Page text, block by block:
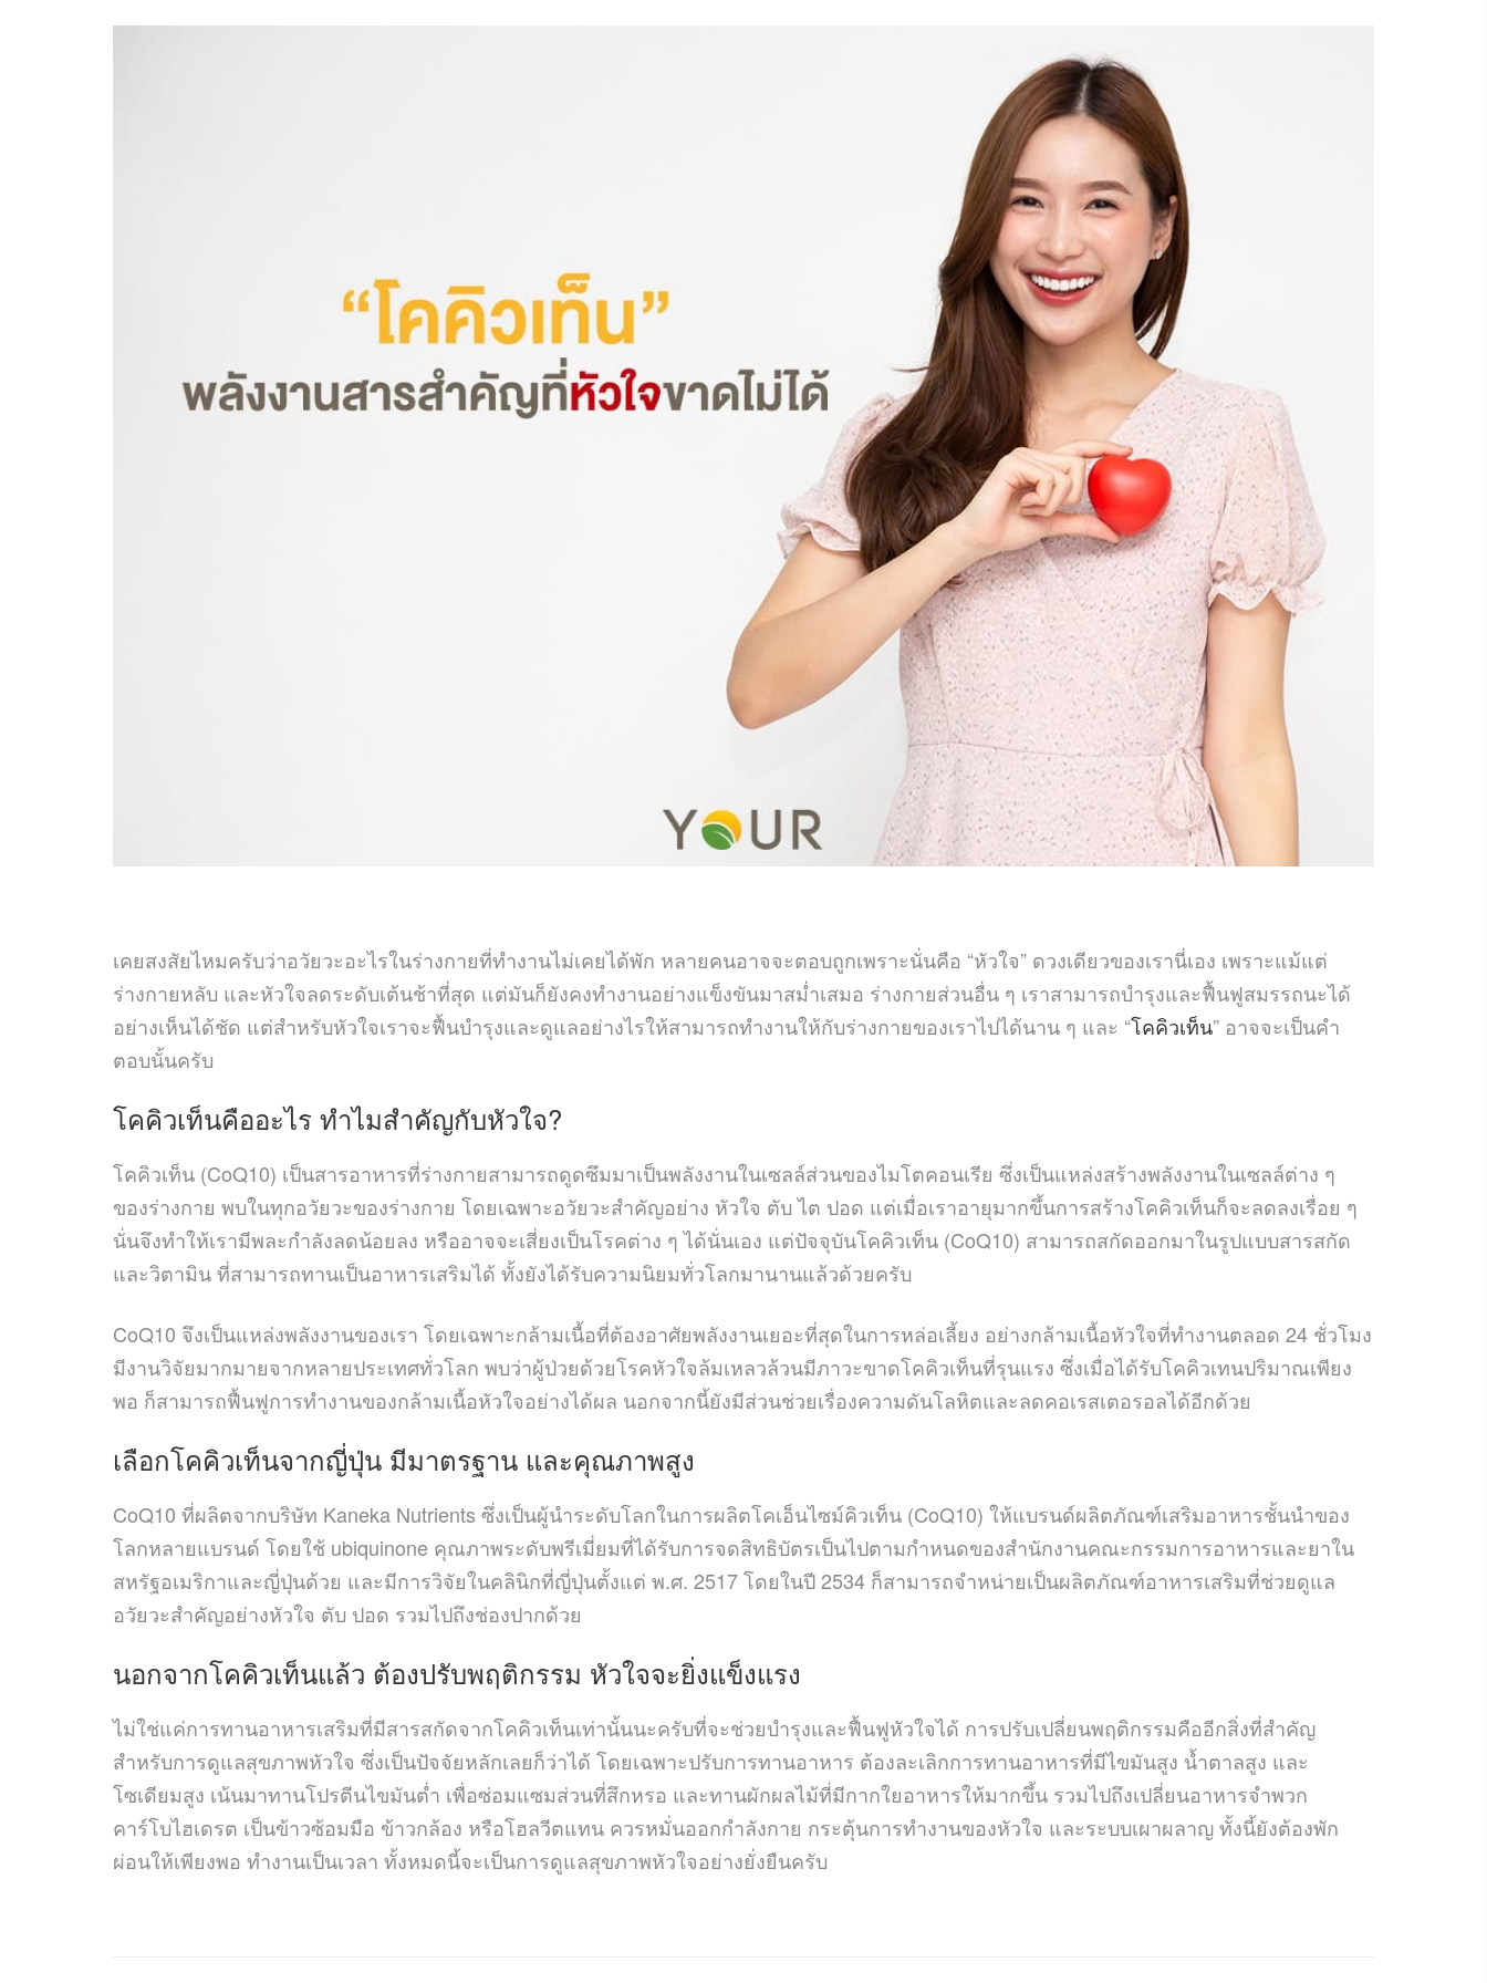
เคยสงสัยไหมครับว่าอวัยวะอะไรในร่างกายที่ทำงานไม่เคยได้พัก หลายคนอาจจะตอบถูกเพราะนั่นคือ “หัวใจ” ดวงเดียวของเรานี่เอง เพราะแม้แต่
ร่างกายหลับ และหัวใจลดระดับเต้นช้าที่สุด แต่มันก็ยังคงทำงานอย่างแข็งขันมาสม่ำเสมอ ร่างกายส่วนอื่น ๆ เราสามารถบำรุงและฟื้นฟูสมรรถนะได้
อย่างเห็นได้ชัด แต่สำหรับหัวใจเราจะฟื้นบำรุงและดูแลอย่างไรให้สามารถทำงานให้กับร่างกายของเราไปได้นาน ๆ และ “โคคิวเท็น” อาจจะเป็นคำ
ตอบนั้นครับ
โคคิวเท็นคืออะไร ทำไมสำคัญกับหัวใจ?
โคคิวเท็น (CoQ10) เป็นสารอาหารที่ร่างกายสามารถดูดซึมมาเป็นพลังงานในเซลล์ส่วนของไมโตคอนเรีย ซึ่งเป็นแหล่งสร้างพลังงานในเซลล์ต่าง ๆ
ของร่างกาย พบในทุกอวัยวะของร่างกาย โดยเฉพาะอวัยวะสำคัญอย่าง หัวใจ ตับ ไต ปอด แต่เมื่อเราอายุมากขึ้นการสร้างโคคิวเท็นก็จะลดลงเรื่อย ๆ
นั่นจึงทำให้เรามีพละกำลังลดน้อยลง หรืออาจจะเสี่ยงเป็นโรคต่าง ๆ ได้นั่นเอง แต่ปัจจุบันโคคิวเท็น (CoQ10) สามารถสกัดออกมาในรูปแบบสารสกัด
และวิตามิน ที่สามารถทานเป็นอาหารเสริมได้ ทั้งยังได้รับความนิยมทั่วโลกมานานแล้วด้วยครับ
CoQ10 จึงเป็นแหล่งพลังงานของเรา โดยเฉพาะกล้ามเนื้อที่ต้องอาศัยพลังงานเยอะที่สุดในการหล่อเลี้ยง อย่างกล้ามเนื้อหัวใจที่ทำงานตลอด 24 ชั่วโมง
มีงานวิจัยมากมายจากหลายประเทศทั่วโลก พบว่าผู้ป่วยด้วยโรคหัวใจล้มเหลวล้วนมีภาวะขาดโคคิวเท็นที่รุนแรง ซึ่งเมื่อได้รับโคคิวเทนปริมาณเพียง
พอ ก็สามารถฟื้นฟูการทำงานของกล้ามเนื้อหัวใจอย่างได้ผล นอกจากนี้ยังมีส่วนช่วยเรื่องความดันโลหิตและลดคอเรสเตอรอลได้อีกด้วย
เลือกโคคิวเท็นจากญี่ปุ่น มีมาตรฐาน และคุณภาพสูง
CoQ10 ที่ผลิตจากบริษัท Kaneka Nutrients ซึ่งเป็นผู้นำระดับโลกในการผลิตโคเอ็นไซม์คิวเท็น (CoQ10) ให้แบรนด์ผลิตภัณฑ์เสริมอาหารชั้นนำของ
โลกหลายแบรนด์ โดยใช้ ubiquinone คุณภาพระดับพรีเมี่ยมที่ได้รับการจดสิทธิบัตรเป็นไปตามกำหนดของสำนักงานคณะกรรมการอาหารและยาใน
สหรัฐอเมริกาและญี่ปุ่นด้วย และมีการวิจัยในคลินิกที่ญี่ปุ่นตั้งแต่ พ.ศ. 2517 โดยในปี 2534 ก็สามารถจำหน่ายเป็นผลิตภัณฑ์อาหารเสริมที่ช่วยดูแล
อวัยวะสำคัญอย่างหัวใจ ตับ ปอด รวมไปถึงช่องปากด้วย
นอกจากโคคิวเท็นแล้ว ต้องปรับพฤติกรรม หัวใจจะยิ่งแข็งแรง
ไม่ใช่แค่การทานอาหารเสริมที่มีสารสกัดจากโคคิวเท็นเท่านั้นนะครับที่จะช่วยบำรุงและฟื้นฟูหัวใจได้ การปรับเปลี่ยนพฤติกรรมคืออีกสิ่งที่สำคัญ
สำหรับการดูแลสุขภาพหัวใจ ซึ่งเป็นปัจจัยหลักเลยก็ว่าได้ โดยเฉพาะปรับการทานอาหาร ต้องละเลิกการทานอาหารที่มีไขมันสูง น้ำตาลสูง และ
โซเดียมสูง เน้นมาทานโปรตีนไขมันต่ำ เพื่อซ่อมแซมส่วนที่สึกหรอ และทานผักผลไม้ที่มีกากใยอาหารให้มากขึ้น รวมไปถึงเปลี่ยนอาหารจำพวก
คาร์โบไฮเดรต เป็นข้าวซ้อมมือ ข้าวกล้อง หรือโฮลวีตแทน ควรหมั่นออกกำลังกาย กระตุ้นการทำงานของหัวใจ และระบบเผาผลาญ ทั้งนี้ยังต้องพัก
ผ่อนให้เพียงพอ ทำงานเป็นเวลา ทั้งหมดนี้จะเป็นการดูแลสุขภาพหัวใจอย่างยั่งยืนครับ